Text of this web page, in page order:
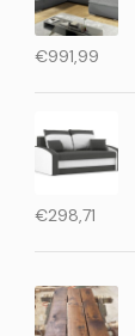
€991,99
€298,71